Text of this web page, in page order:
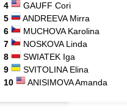
4
GAUFF Cori
5
ANDREEVA Mirra
6
MUCHOVA Karolina
7
NOSKOVA Linda
8
SWIATEK Iga
9
SVITOLINA Elina
10
ANISIMOVA Amanda